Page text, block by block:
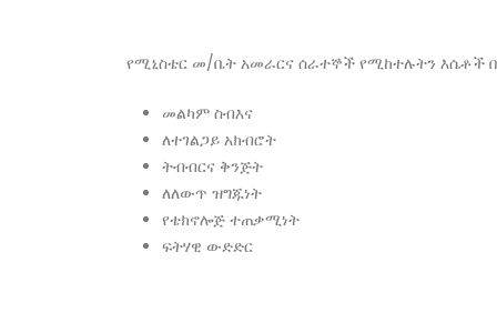
የሚኒስቴር መ/ቤት አመራርና ሰራተኞች የሚከተሉትን እሴቶች
መልካም ስብእና
ለተገልጋይ አክብሮት
ትብብርና ቅንጅት
ለለውጥ ዝግጁነት
የቴክኖሎጅ ተጠቃሚነት
ፍትሃዊ ውድድር